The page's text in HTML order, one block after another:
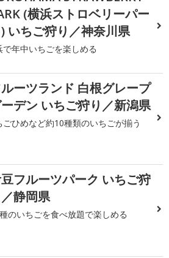
(横浜ストロベリーパー
いちご狩り／神奈川県
で年中いちごを楽しめる
ーツランド 白根グレープ
デン いちご狩り／新潟県
ごひめなど約10種類のいちごが揃う
フルーツパーク いちご狩
／静岡県
のいちごを食べ放題で楽しめる